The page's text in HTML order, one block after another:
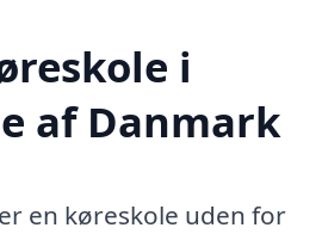
i
af Danmark
en køreskole uden for